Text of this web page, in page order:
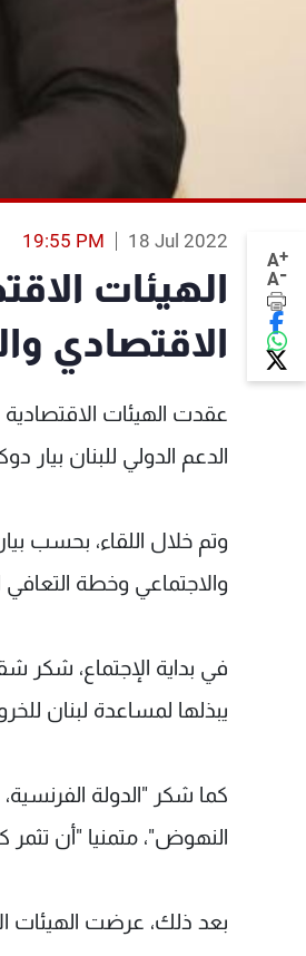
A+
A-
18 Jul 2022
19:55 PM
الهيئات
الاقتصادي
عقدت الهيئات الاقتصادية
الدعم الدولي للبنان
وتم خلال اللقاء، بحسب
والاجتماعي وخطة
في بداية الإجتماع، شكر
يبذلها لمساعدة لبنان
كما شكر "الدولة
النهوض"، متمنيا "أن
بعد ذلك، عرضت الهيئات